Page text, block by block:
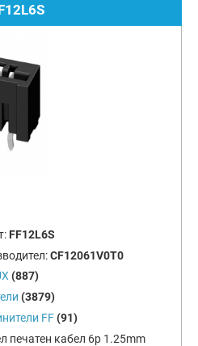
FF12L6S
CF12061V0T0
(887)
(3879)
FF (91)
печатен кабел 6p 1.25mm